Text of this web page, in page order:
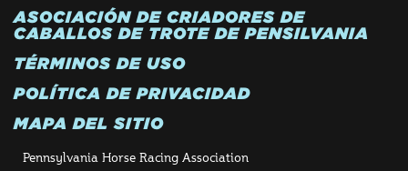
ASOCIACIÓN DE CRIADORES DE
CABALLOS DE TROTE DE PENSILVANIA
TÉRMINOS DE USO
POLÍTICA DE PRIVACIDAD
MAPA DEL SITIO
Pennsylvania Horse Racing Association